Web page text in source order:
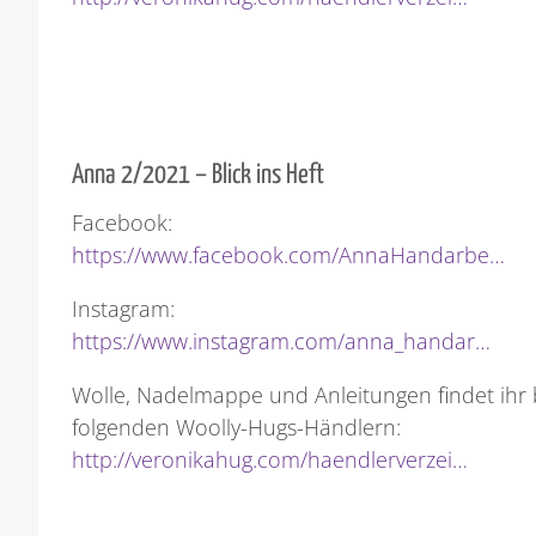
Anna 2/2021 – Blick ins Heft
Facebook:
https://www.facebook.com/AnnaHandarbe…
Instagram:
https://www.instagram.com/anna_handar…
Wolle, Nadelmappe und Anleitungen findet ihr
folgenden Woolly-Hugs-Händlern:
http://veronikahug.com/haendlerverzei…